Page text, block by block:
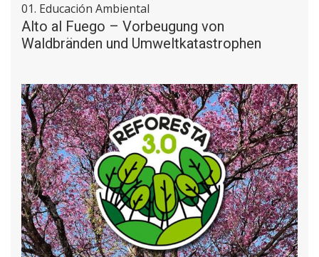
01. Educación Ambiental
Alto al Fuego – Vorbeugung von
Waldbränden und Umweltkatastrophen